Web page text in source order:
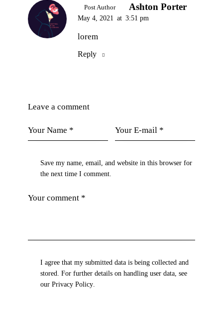
Post Author Ashton Porter
May 4, 2021 at 3:51 pm
lorem
Reply
Leave a comment
Save my name, email, and website in this browser for
the next time I comment.
I agree that my submitted data is being collected and
stored. For further details on handling user data, see
ourPrivacy Policy.